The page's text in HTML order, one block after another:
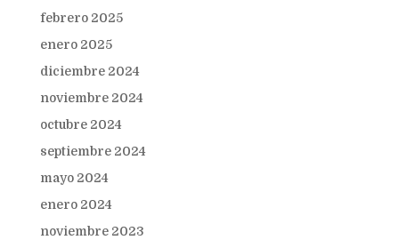
febrero 2025
enero 2025
diciembre 2024
noviembre 2024
octubre 2024
septiembre 2024
mayo 2024
enero 2024
noviembre 2023